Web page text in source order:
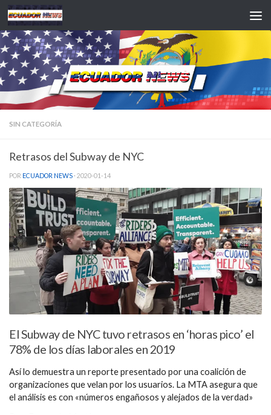
Saltar al contenido
SIN CATEGORÍA
Retrasos del Subway de NYC
POR ECUADOR NEWS · 2020-01-14
El Subway de NYC tuvo retrasos en ‘horas pico’ el
78% de los días laborales en 2019
Así lo demuestra un reporte presentado por una coalición de
organizaciones que velan por los usuarios. La MTA asegura que
el análisis es con «números engañosos y alejados de la verdad»